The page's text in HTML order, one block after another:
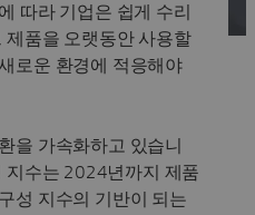
따라 기업은 쉽게 수리
제품을 오랫동안 사용할
로운 환경에 적응해야
을 가속화하고 있습니
지수는 2024년까지 제품
성 지수의 기반이 되는